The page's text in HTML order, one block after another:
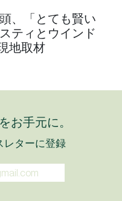
、「とても賢い
ティとウインド
地取材
お手元に。
レターに登録